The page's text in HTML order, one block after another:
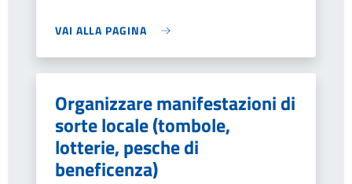
VAI ALLA PAGINA
Organizzare manifestazioni di
sorte locale (tombole,
lotterie, pesche di
beneficenza)